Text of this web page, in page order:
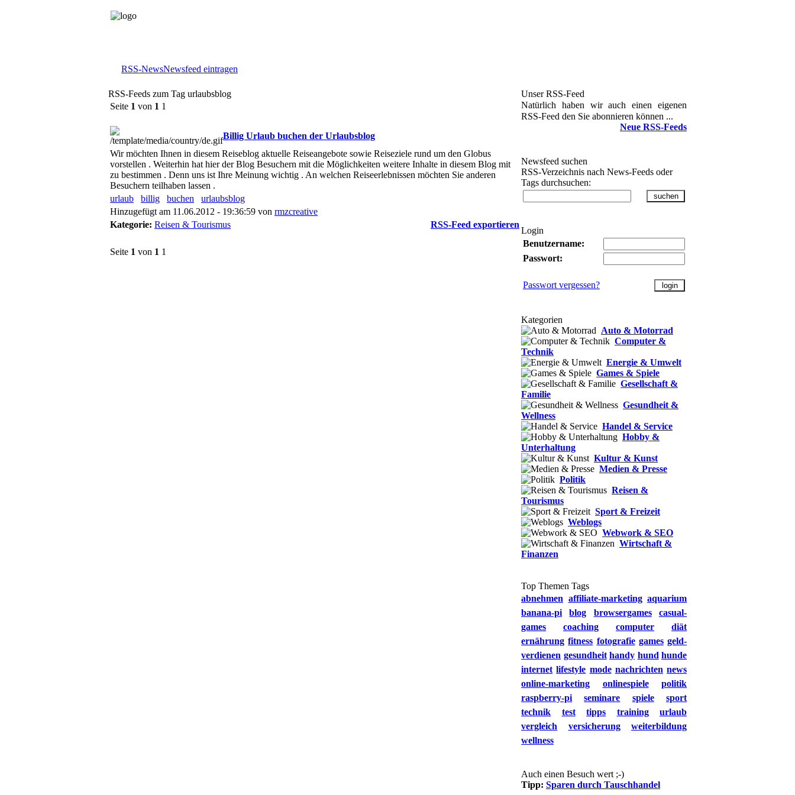
RSS-NewsNewsfeed eintragen
RSS-Feeds zum Tag urlaubsblog
Seite 1 von 1 1
Billig Urlaub buchen der Urlaubsblog
Wir möchten Ihnen in diesem Reiseblog aktuelle Reiseangebote sowie Reiseziele rund um den Globus
vorstellen . Weiterhin hat hier der Blog Besuchern mit die Möglichkeiten weitere Inhalte in diesem Blog mit
zu bestimmen . Denn uns ist Ihre Meinung wichtig . An welchen Reiseerlebnissen möchten Sie anderen
Besuchern teilhaben lassen .
urlaub
billig buchen
urlaubsblog
Hinzugefügt am 11.06.2012 - 19:36:59 von rmzcreative
Kategorie: Reisen & Tourismus RSS-Feed exportieren
Seite 1 von 1 1
Unser RSS-Feed
Natürlich haben wir auch einen eigenen
RSS-Feed den Sie abonnieren können ...
Neue RSS-Feeds
Newsfeed suchen
RSS-Verzeichnis nach News-Feeds oder
Tags durchsuchen:
Login
Benutzername:
Passwort:
Passwort vergessen?
Kategorien
Auto & Motorrad
Computer &
Technik
Energie & Umwelt
Games & Spiele
Gesellschaft &
Familie
Gesundheit &
Wellness
Handel & Service
Hobby &
Unterhaltung
Kultur & Kunst
Medien & Presse
Politik
Reisen &
Tourismus
Sport & Freizeit
Weblogs
Webwork & SEO
Wirtschaft &
Finanzen
Top Themen Tags
abnehmen affiliate-marketing aquarium
banana-pi
blog browsergames
casual-
games
coaching computer
diät
ernährung fitness fotografie games geld-
verdienen gesundheit handy hund hunde
internet lifestyle mode nachrichten news
online-marketing
onlinespiele
politik
raspberry-pi
seminare spiele
sport
technik
test tipps training
urlaub
vergleich
versicherung
weiterbildung
wellness
Auch einen Besuch wert ;-)
Tipp: Sparen durch Tauschhandel